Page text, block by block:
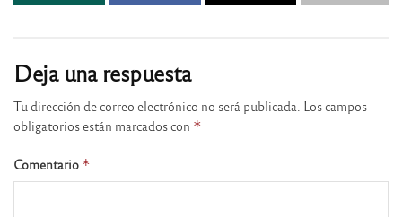
Deja una respuesta
Tu dirección de correo electrónico no será publicada. Los campos
obligatorios están marcados con *
Comentario *